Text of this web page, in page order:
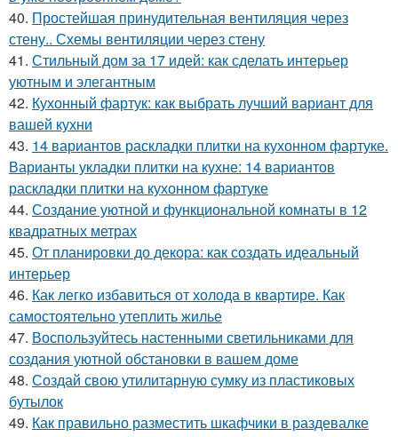
40. Простейшая принудительная вентиляция через
стену.. Схемы вентиляции через стену
41. Стильный дом за 17 идей: как сделать интерьер
уютным и элегантным
42. Кухонный фартук: как выбрать лучший вариант для
вашей кухни
43. 14 вариантов раскладки плитки на кухонном фартуке.
Варианты укладки плитки на кухне: 14 вариантов
раскладки плитки на кухонном фартуке
44. Создание уютной и функциональной комнаты в 12
квадратных метрах
45. От планировки до декора: как создать идеальный
интерьер
46. Как легко избавиться от холода в квартире. Как
самостоятельно утеплить жилье
47. Воспользуйтесь настенными светильниками для
создания уютной обстановки в вашем доме
48. Создай свою утилитарную сумку из пластиковых
бутылок
49. Как правильно разместить шкафчики в раздевалке